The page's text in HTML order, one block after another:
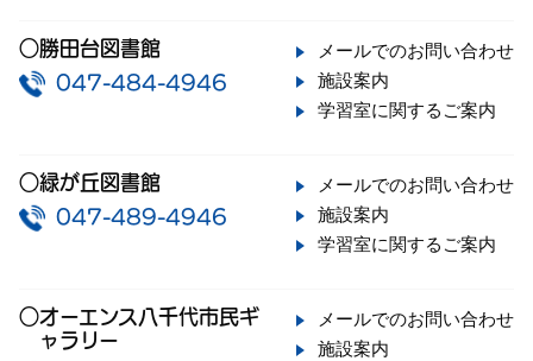
○勝田台図書館
047-484-4946
メールでのお問い合わせ
施設案内
学習室に関するご案内
○緑が丘図書館
047-489-4946
メールでのお問い合わせ
施設案内
学習室に関するご案内
○オーエンス八千代市民ギ
ャラリー
メールでのお問い合わせ
施設案内